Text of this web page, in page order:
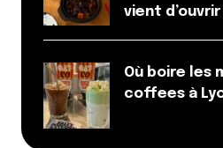
navigateur pour mon prochain
Et bim !
vient
Où boire les
coffees à